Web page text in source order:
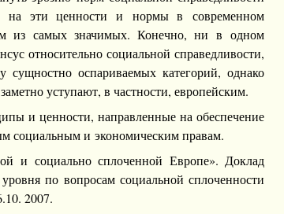
на эти ценности и нормы в современном
из самых значимых. Конечно, ни в одном
относительно социальной справедливости,
сущностно оспариваемых категорий, однако
уступают, в частности, европейским.
и ценности, направленные на обеспечение
социальным и экономическим правам.
и социально сплоченной Европе». Доклад
по вопросам социальной сплоченности
2007.